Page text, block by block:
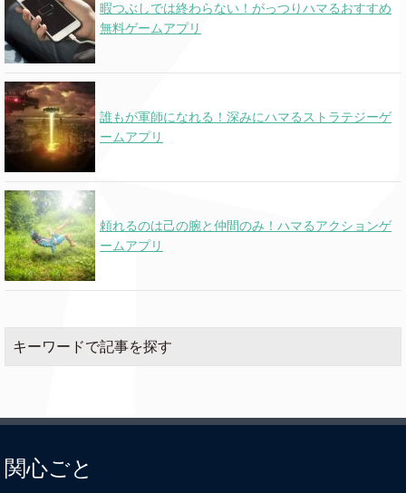
暇つぶしでは終わらない！がっつりハマるおすすめ
無料ゲームアプリ
誰もが軍師になれる！深みにハマるストラテジーゲ
ームアプリ
頼れるのは己の腕と仲間のみ！ハマるアクションゲ
ームアプリ
キーワードで記事を探す
関心ごと